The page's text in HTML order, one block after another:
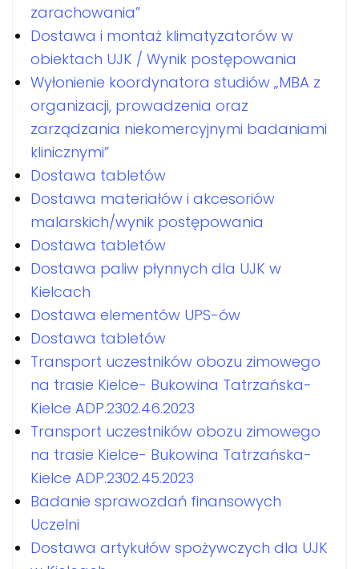
zarachowania”
Dostawa i montaż klimatyzatorów w
obiektach UJK / Wynik postępowania
Wyłonienie koordynatora studiów „MBA z
organizacji, prowadzenia oraz
zarządzania niekomercyjnymi badaniami
klinicznymi”
Dostawa tabletów
Dostawa materiałów i akcesoriów
malarskich/wynik postępowania
Dostawa tabletów
Dostawa paliw płynnych dla UJK w
Kielcach
Dostawa elementów UPS-ów
Dostawa tabletów
Transport uczestników obozu zimowego
na trasie Kielce- Bukowina Tatrzańska-
Kielce ADP.2302.46.2023
Transport uczestników obozu zimowego
na trasie Kielce- Bukowina Tatrzańska-
Kielce ADP.2302.45.2023
Badanie sprawozdań finansowych
Uczelni
Dostawa artykułów spożywczych dla UJK